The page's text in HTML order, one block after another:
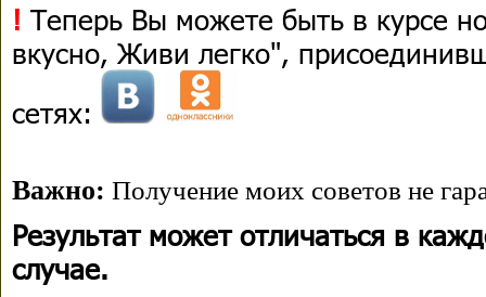
! Теперь Вы можете быть в курсе
вкусно, Живи легко",
сетях:
Важно: Получение моих советов не
Результат может отличаться в
случае.